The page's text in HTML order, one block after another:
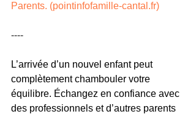
Parents. (pointinfofamille-cantal.fr)
----
L’arrivée d’un nouvel enfant peut
complètement chambouler votre
équilibre. Échangez en confiance avec
des professionnels et d’autres parents